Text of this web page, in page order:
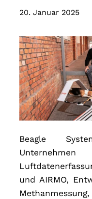
20. Januar 2025
Beagle
und AIRMO,